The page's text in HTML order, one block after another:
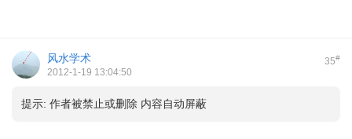
35#
风水学术
2012-1-19 13:04:50
提示: 作者被禁止或删除 内容自动屏蔽